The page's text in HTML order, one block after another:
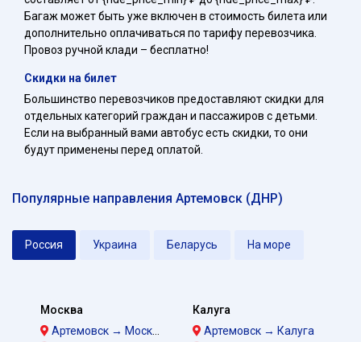
Багаж может быть уже включен в стоимость билета или
дополнительно оплачиваться по тарифу перевозчика.
Провоз ручной клади – бесплатно!
Скидки на билет
Большинство перевозчиков предоставляют скидки для
отдельных категорий граждан и пассажиров с детьми.
Если на выбранный вами автобус есть скидки, то они
будут применены перед оплатой.
Популярные направления Артемовск (ДНР)
Россия Украина Беларусь На море
Москва
Артемовск → Москва
Калуга
Артемовск → Калуга